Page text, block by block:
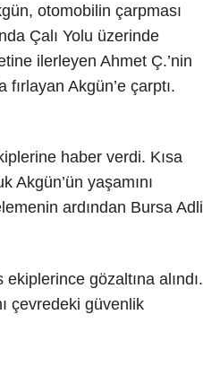
otomobilin çarpması
Çalı Yolu üzerinde
ilerleyen Ahmet Ç.’nin
Akgün’e çarptı.
haber verdi. Kısa
Akgün’ün yaşamını
ardından Bursa Adli
gözaltına alındı.
çevredeki güvenlik